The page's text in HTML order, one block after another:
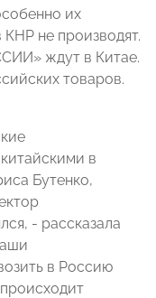
их
не производят.
ждут в Китае.
товаров.
в
Бутенко,
- рассказала
в Россию